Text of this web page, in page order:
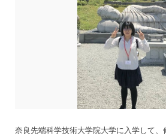
奈良先端科学技術大学院大学に入学して、